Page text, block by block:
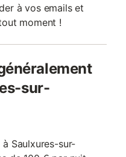
à vos emails et
moment !
sur-
Saulxures-sur-